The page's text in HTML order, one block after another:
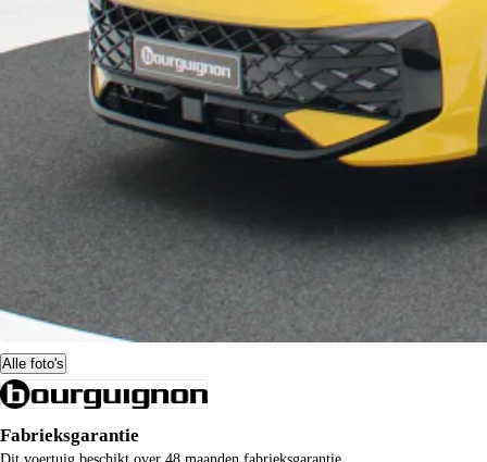
Alle foto's
Fabrieksgarantie